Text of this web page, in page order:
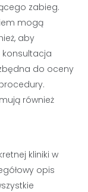
zabieg.
mogą
aby
konsultacja
do oceny
również
kliniki w
opis